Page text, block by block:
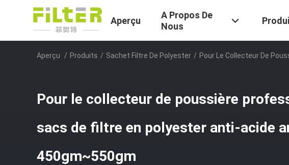
Aperçu
A Propos De
Nous
Aperçu / Produits / Sachet Filtre De Polyester / Pour Le Collecteur De
Pour le collecteur de poussière
sacs de filtre en polyester anti-acide
450gm~550gm